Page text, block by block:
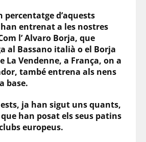
percentatge d’aquests
han entrenat a les nostres
l’ Alvaro Borja, que
al Bassano italià o el Borja
La Vendenne, a França, on a
també entrena als nens
base.
ja han sigut uns quants,
han posat els seus patins
europeus.